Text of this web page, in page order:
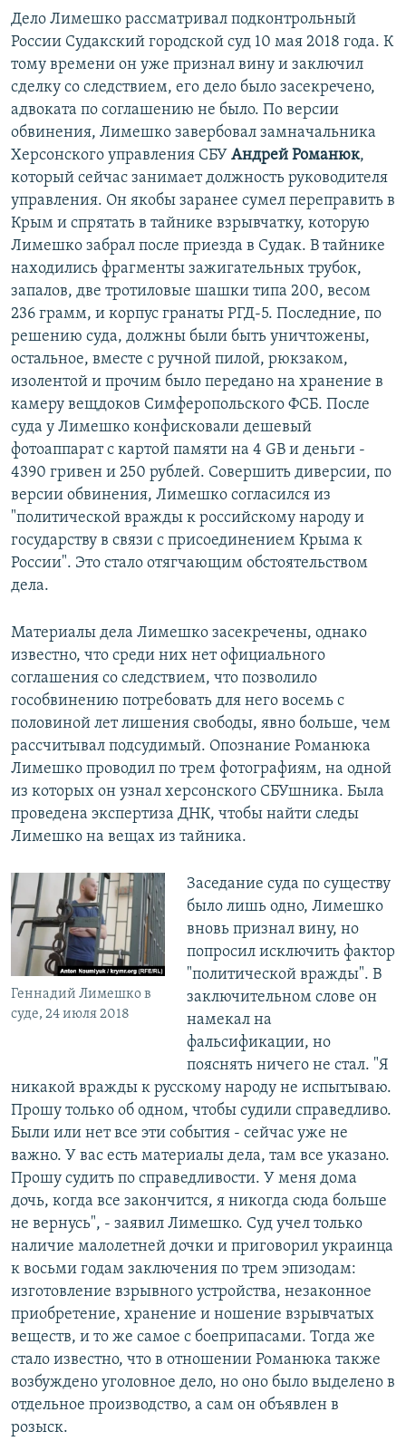
Дело Лимешко рассматривал подконтрольный
России Судакский городской суд 10 мая 2018 года. К
тому времени он уже признал вину и заключил
сделку со следствием, его дело было засекречено,
адвоката по соглашению не было. По версии
обвинения, Лимешко завербовал замначальника
Херсонского управления СБУ Андрей Романюк,
который сейчас занимает должность руководителя
управления. Он якобы заранее сумел переправить в
Крым и спрятать в тайнике взрывчатку, которую
Лимешко забрал после приезда в Судак. В тайнике
находились фрагменты зажигательных трубок,
запалов, две тротиловые шашки типа 200, весом
236 грамм, и корпус гранаты РГД-5. Последние, по
решению суда, должны были быть уничтожены,
остальное, вместе с ручной пилой, рюкзаком,
изолентой и прочим было передано на хранение в
камеру вещдоков Симферопольского ФСБ. После
суда у Лимешко конфисковали дешевый
фотоаппарат с картой памяти на 4 GB и деньги -
4390 гривен и 250 рублей. Совершить диверсии, по
версии обвинения, Лимешко согласился из
"политической вражды к российскому народу и
государству в связи с присоединением Крыма к
России". Это стало отягчающим обстоятельством
дела.
Материалы дела Лимешко засекречены, однако
известно, что среди них нет официального
соглашения со следствием, что позволило
гособвинению потребовать для него восемь с
половиной лет лишения свободы, явно больше, чем
рассчитывал подсудимый. Опознание Романюка
Лимешко проводил по трем фотографиям, на одной
из которых он узнал херсонского СБУшника. Была
проведена экспертиза ДНК, чтобы найти следы
Лимешко на вещах из тайника.
Геннадий Лимешко в
суде, 24 июля 2018
Заседание суда по существу
было лишь одно, Лимешко
вновь признал вину, но
попросил исключить фактор
"политической вражды". В
заключительном слове он
намекал на
фальсификации, но
пояснять ничего не стал. "Я
никакой вражды к русскому народу не испытываю.
Прошу только об одном, чтобы судили справедливо.
Были или нет все эти события - сейчас уже не
важно. У вас есть материалы дела, там все указано.
Прошу судить по справедливости. У меня дома
дочь, когда все закончится, я никогда сюда больше
не вернусь", - заявил Лимешко. Суд учел только
наличие малолетней дочки и приговорил украинца
к восьми годам заключения по трем эпизодам:
изготовление взрывного устройства, незаконное
приобретение, хранение и ношение взрывчатых
веществ, и то же самое с боеприпасами. Тогда же
стало известно, что в отношении Романюка также
возбуждено уголовное дело, но оно было выделено в
отдельное производство, а сам он объявлен в
розыск.